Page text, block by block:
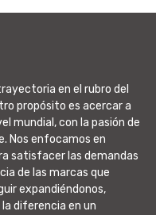
en el rubro del
propósito es acercar a
mundial, con la pasión de
Nos enfocamos en
satisfacer las demandas
de las marcas que
expandiéndonos,
diferencia en un